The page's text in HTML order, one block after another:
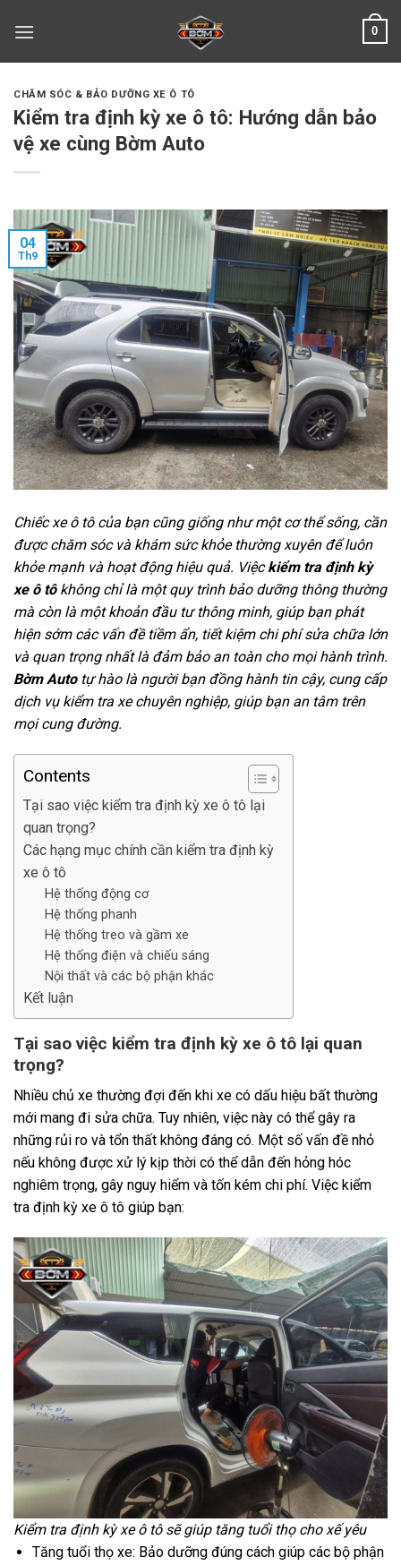
0
CHĂM SÓC & BẢO DƯỠNG XE Ô TÔ
Kiểm tra định kỳ xe ô tô: Hướng dẫn bảo
vệ xe cùng Bờm Auto
04
Th9
Chiếc xe ô tô của bạn cũng giống như một cơ thể sống, cần
được chăm sóc và khám sức khỏe thường xuyên để luôn
khỏe mạnh và hoạt động hiệu quả. Việckiểm tra định kỳ
xe ô tôkhông chỉ là một quy trình bảo dưỡng thông thường
mà còn là một khoản đầu tư thông minh, giúp bạn phát
hiện sớm các vấn đề tiềm ẩn, tiết kiệm chi phí sửa chữa lớn
và quan trọng nhất là đảm bảo an toàn cho mọi hành trình.
Bờm Autotự hào là người bạn đồng hành tin cậy, cung cấp
dịch vụ kiểm tra xe chuyên nghiệp, giúp bạn an tâm trên
mọi cung đường.
Contents
Tại sao việc kiểm tra định kỳ xe ô tô lại
quan trọng?
Các hạng mục chính cần kiểm tra định kỳ
xe ô tô
Hệ thống động cơ
Hệ thống phanh
Hệ thống treo và gầm xe
Hệ thống điện và chiếu sáng
Nội thất và các bộ phận khác
Kết luận
Tại sao việc kiểm tra định kỳ xe ô tô lại quan
trọng?
Nhiều chủ xe thường đợi đến khi xe có dấu hiệu bất thường
mới mang đi sửa chữa. Tuy nhiên, việc này có thể gây ra
những rủi ro và tổn thất không đáng có. Một số vấn đề nhỏ
nếu không được xử lý kịp thời có thể dẫn đến hỏng hóc
nghiêm trọng, gây nguy hiểm và tốn kém chi phí. Việc kiểm
tra định kỳ xe ô tô giúp bạn:
Kiểm tra định kỳ xe ô tô sẽ giúp tăng tuổi thọ cho xế yêu
Tăng tuổi thọ xe: Bảo dưỡng đúng cách giúp các bộ phận